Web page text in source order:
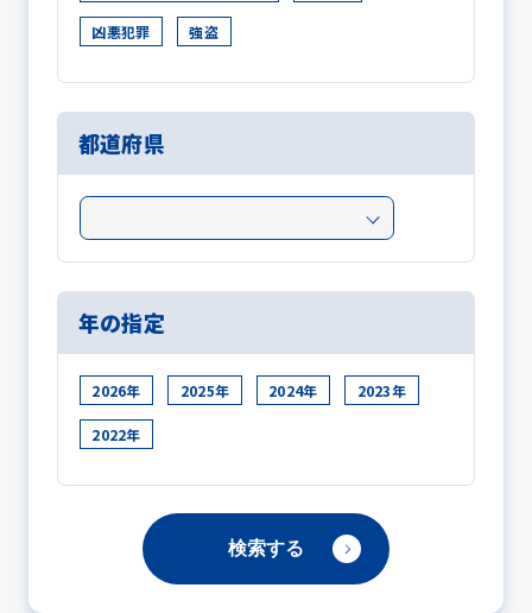
凶悪犯罪 強盗
都道府県
年の指定
2026年 2025年 2024年 2023年
2022年